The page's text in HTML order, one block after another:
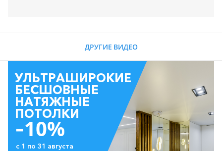
ДРУГИЕ ВИДЕО
УЛЬТРАШИРОКИЕ
БЕСШОВНЫЕ
НАТЯЖНЫЕ
ПОТОЛКИ
-10%
с 1 по 31 августа